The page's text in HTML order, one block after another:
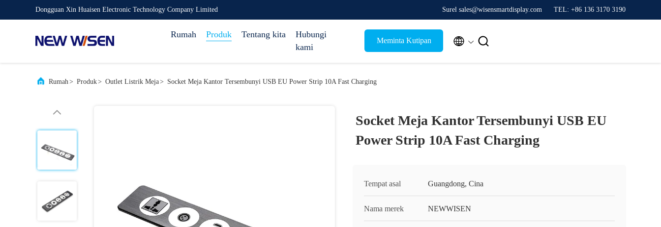
Dongguan Xin Huaisen Electronic Technology Company Limited Surel sales@wisensmartdisplay.com TEL: +86 136 3170 3190
Rumah Produk Tentang kita
Hubungi
kami
Meminta Kutipan  
Rumah> Produk> Outlet Listrik Meja> Socket Meja Kantor Tersembunyi USB EU Power Strip 10A Fast Charging
Socket Meja Kantor Tersembunyi USB EU
Power Strip 10A Fast Charging
Tempat asal Guangdong, Cina
Nama merek NEWWISEN